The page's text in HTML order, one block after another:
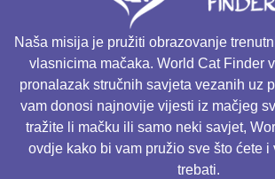
Naša misija je pružiti obrazovanje
vlasnicima mačaka. World Cat Finder
pronalazak stručnih savjeta vezanih uz
vam donosi najnovije vijesti iz mačjeg
tražite li mačku ili samo neki savjet,
ovdje kako bi vam pružio sve što ćete i
trebati.